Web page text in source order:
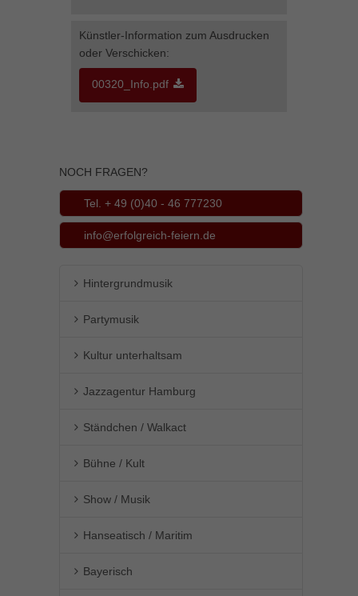
Künstler-Information zum Ausdrucken
oder Verschicken:
00320_Info.pdf
NOCH FRAGEN?
Tel. + 49 (0)40 - 46 777230
info@erfolgreich-feiern.de
Hintergrundmusik
Partymusik
Kultur unterhaltsam
Jazzagentur Hamburg
Ständchen / Walkact
Bühne / Kult
Show / Musik
Hanseatisch / Maritim
Bayerisch